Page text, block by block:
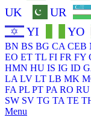
UK
UR
YI
YO
BN BS BG CA CEB
EO ET TL FI FR FY
HMN HU IS IG ID
LA LV LT LB MK
FA PL PT PA RO RU
SW SV TG TA TE
Menu